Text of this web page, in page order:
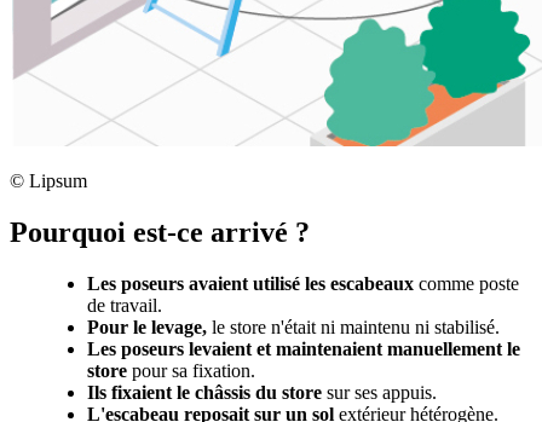
© Lipsum
Pourquoi est-ce arrivé ?
Les poseurs avaient utilisé les escabeaux comme poste
de travail.
Pour le levage, le store n'était ni maintenu ni stabilisé.
Les poseurs levaient et maintenaient manuellement le
store pour sa fixation.
Ils fixaient le châssis du store sur ses appuis.
L'escabeau reposait sur un sol extérieur hétérogène.